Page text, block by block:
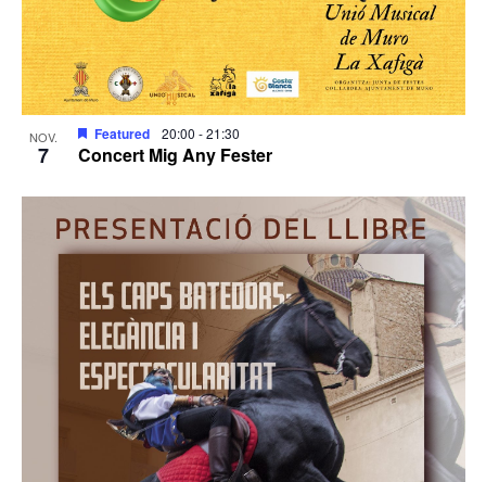
NOV.
7 Concert Mig Any Fester
Featured 20:00 -21:30